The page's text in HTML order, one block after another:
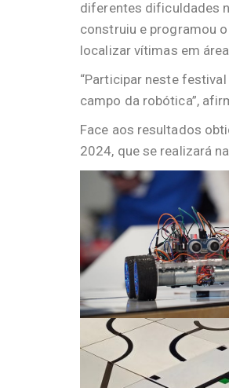
diferentes dificuldades
construiu e programou
localizar vítimas em
“Participar neste
campo da robótica”,
Face aos resultados
2024, que se realizará